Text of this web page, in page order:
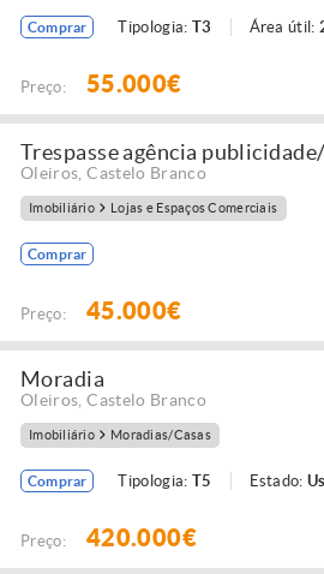
Comprar Tipologia: T3 Área útil:
Preço: 55.000€
Trespasse agência
Oleiros ,Castelo Branco
Imobiliário Lojas e Espaços Comerciais
Comprar
Preço: 45.000€
Moradia
Oleiros ,Castelo Branco
Imobiliário Moradias/Casas
Comprar Tipologia: T5 Estado:
Preço: 420.000€